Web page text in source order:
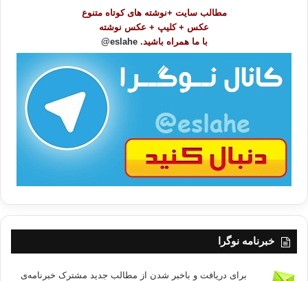
مطالب سایت +نوشته های کوتاه متنوع
عکس + کلیپ + عکس نوشته
با ما همراه باشید. eslahe@
خبرنامه نوگرا
برای دریافت و باخبر شدن از مطالب جدید مشترک خبرنامه‌ی